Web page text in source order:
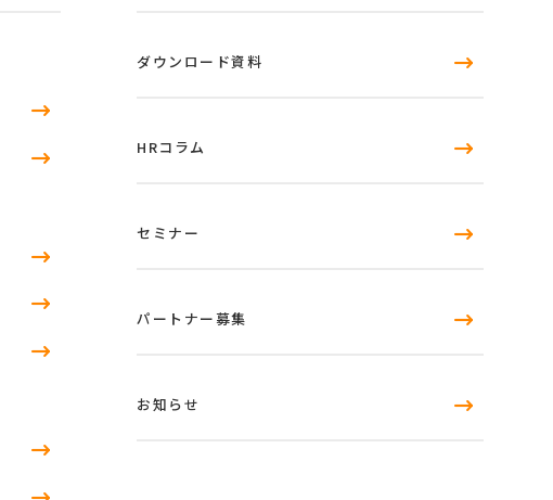
ダウンロード資料
HRコラム
セミナー
パートナー募集
お知らせ